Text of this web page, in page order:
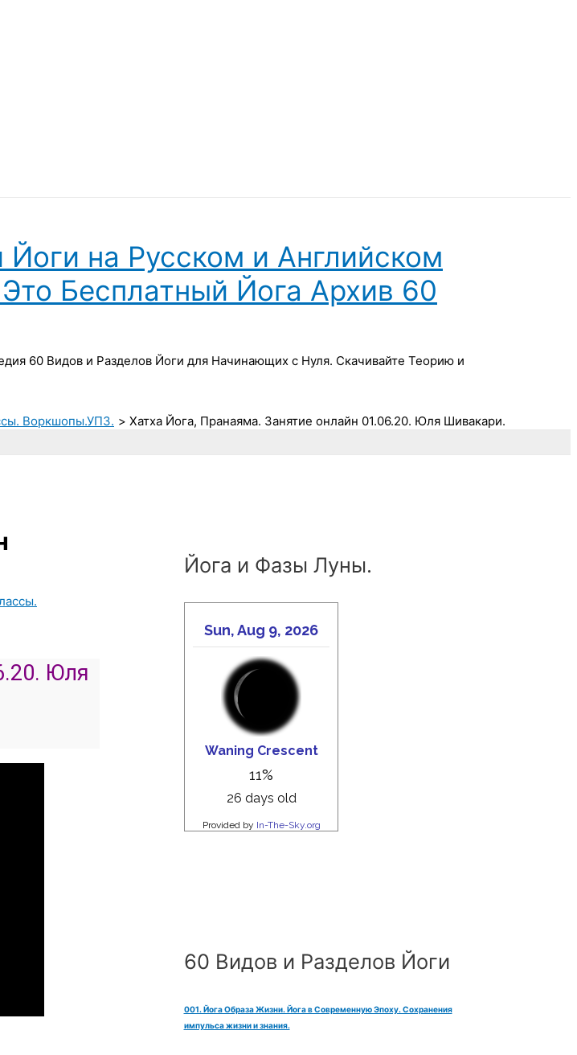
на Русском и Английском
Бесплатный Йога Архив 60
60 Видов и Разделов Йоги для Начинающих с Нуля. Скачивайте Теорию и
Воркшопы.УПЗ. Хатха Йога, Пранаяма. Занятие онлайн 01.06.20. Юля Шивакари.
Юля
Йога и Фазы Луны.
60 Видов и Разделов Йоги
001. Йога Образа Жизни. Йога в Современную Эпоху. Сохранения
импульса жизни и знания.